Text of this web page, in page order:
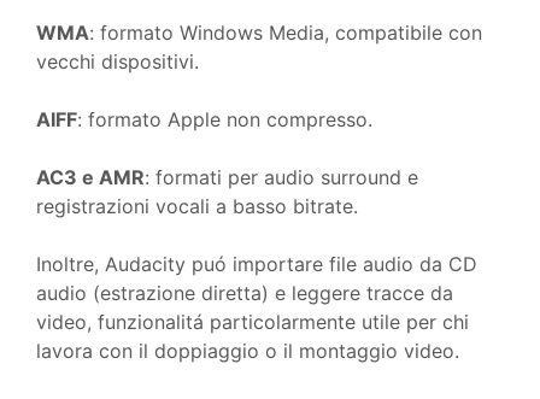
WMA: formato Windows Media, compatibile con
vecchi dispositivi.
AIFF: formato Apple non compresso.
AC3 e AMR: formati per audio surround e
registrazioni vocali a basso bitrate.
Inoltre, Audacity puó importare file audio da CD
audio (estrazione diretta) e leggere tracce da
video, funzionalitá particolarmente utile per chi
lavora con il doppiaggio o il montaggio video.